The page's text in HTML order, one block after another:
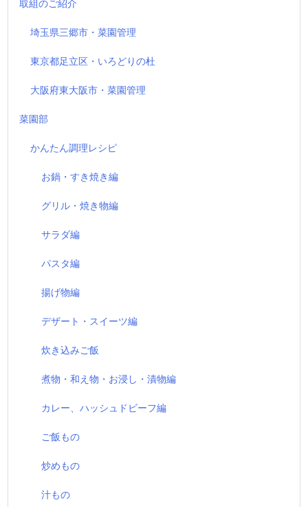
取組のご紹介
埼玉県三郷市・菜園管理
東京都足立区・いろどりの杜
大阪府東大阪市・菜園管理
菜園部
かんたん調理レシピ
お鍋・すき焼き編
グリル・焼き物編
サラダ編
パスタ編
揚げ物編
デザート・スイーツ編
炊き込みご飯
煮物・和え物・お浸し・漬物編
カレー、ハッシュドビーフ編
ご飯もの
炒めもの
汁もの